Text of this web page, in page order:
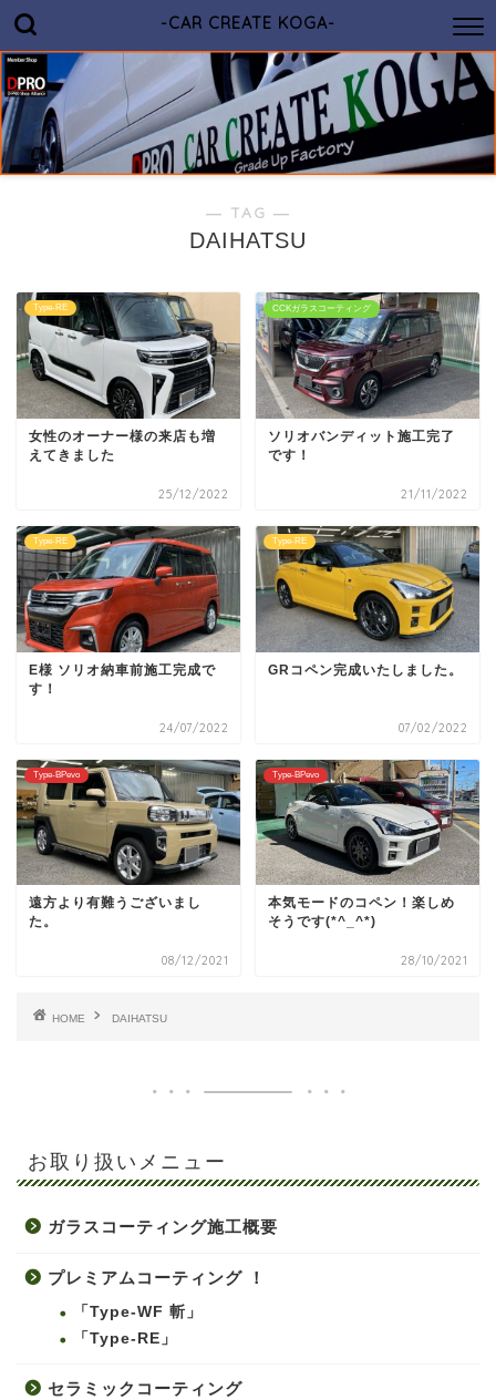
-CAR CREATE KOGA-
― TAG ―
DAIHATSU
Type-RE
女性のオーナー様の来店も増
えてきました
25/12/2022
CCKガラスコーティング
ソリオバンディット施工完了
です！
21/11/2022
Type-RE
E様 ソリオ納車前施工完成で
す！
24/07/2022
Type-RE
GRコペン完成いたしました。
07/02/2022
Type-BPevo
遠方より有難うございまし
た。
08/12/2021
Type-BPevo
本気モードのコペン！楽しめ
そうです(*^_^*)
28/10/2021
HOME DAIHATSU
お取り扱いメニュー
ガラスコーティング施工概要
プレミアムコーティング ！
「Type-WF 斬」
「Type-RE」
セラミックコーティング